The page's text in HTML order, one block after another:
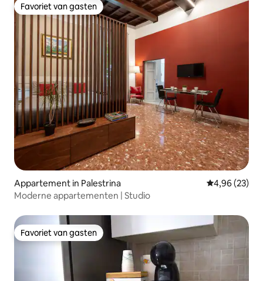
Favoriet van gasten
Favoriet van gasten
Appartement in Palestrina Gemiddelde
4,96 (23)
Moderne appartementen | Studio
Favoriet van gasten
Favoriet van gasten